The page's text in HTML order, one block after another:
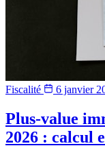
Fiscalité 6 janvier
Plus-value
2026 : calcul